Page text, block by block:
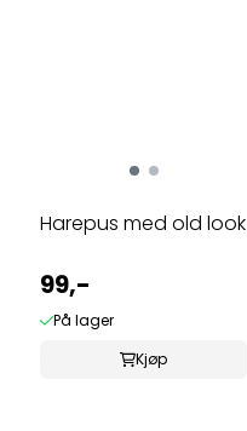
Harepus med old look
99,-
På lager
Kjøp